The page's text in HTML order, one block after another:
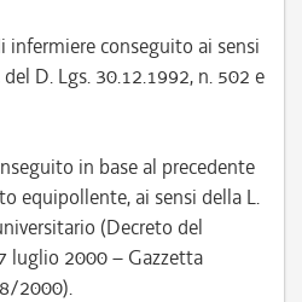
conseguito ai sensi
D. Lgs. 30.12.1992, n. 502 e
in base al precedente
equipollente, ai sensi della L.
(Decreto del
luglio 2000 – Gazzetta
2000).